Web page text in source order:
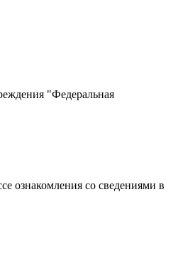
"Федеральная
ознакомления со сведениями в